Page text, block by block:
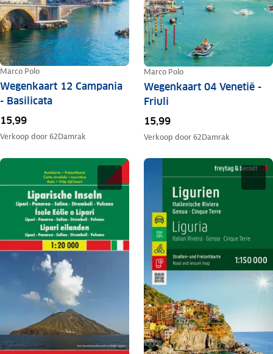
Marco Polo
Wegenkaart 12 Campania
- Basilicata
15,99
Verkoop door 62Damrak
Marco Polo
Wegenkaart 04 Venetië -
Friuli
15,99
Verkoop door 62Damrak